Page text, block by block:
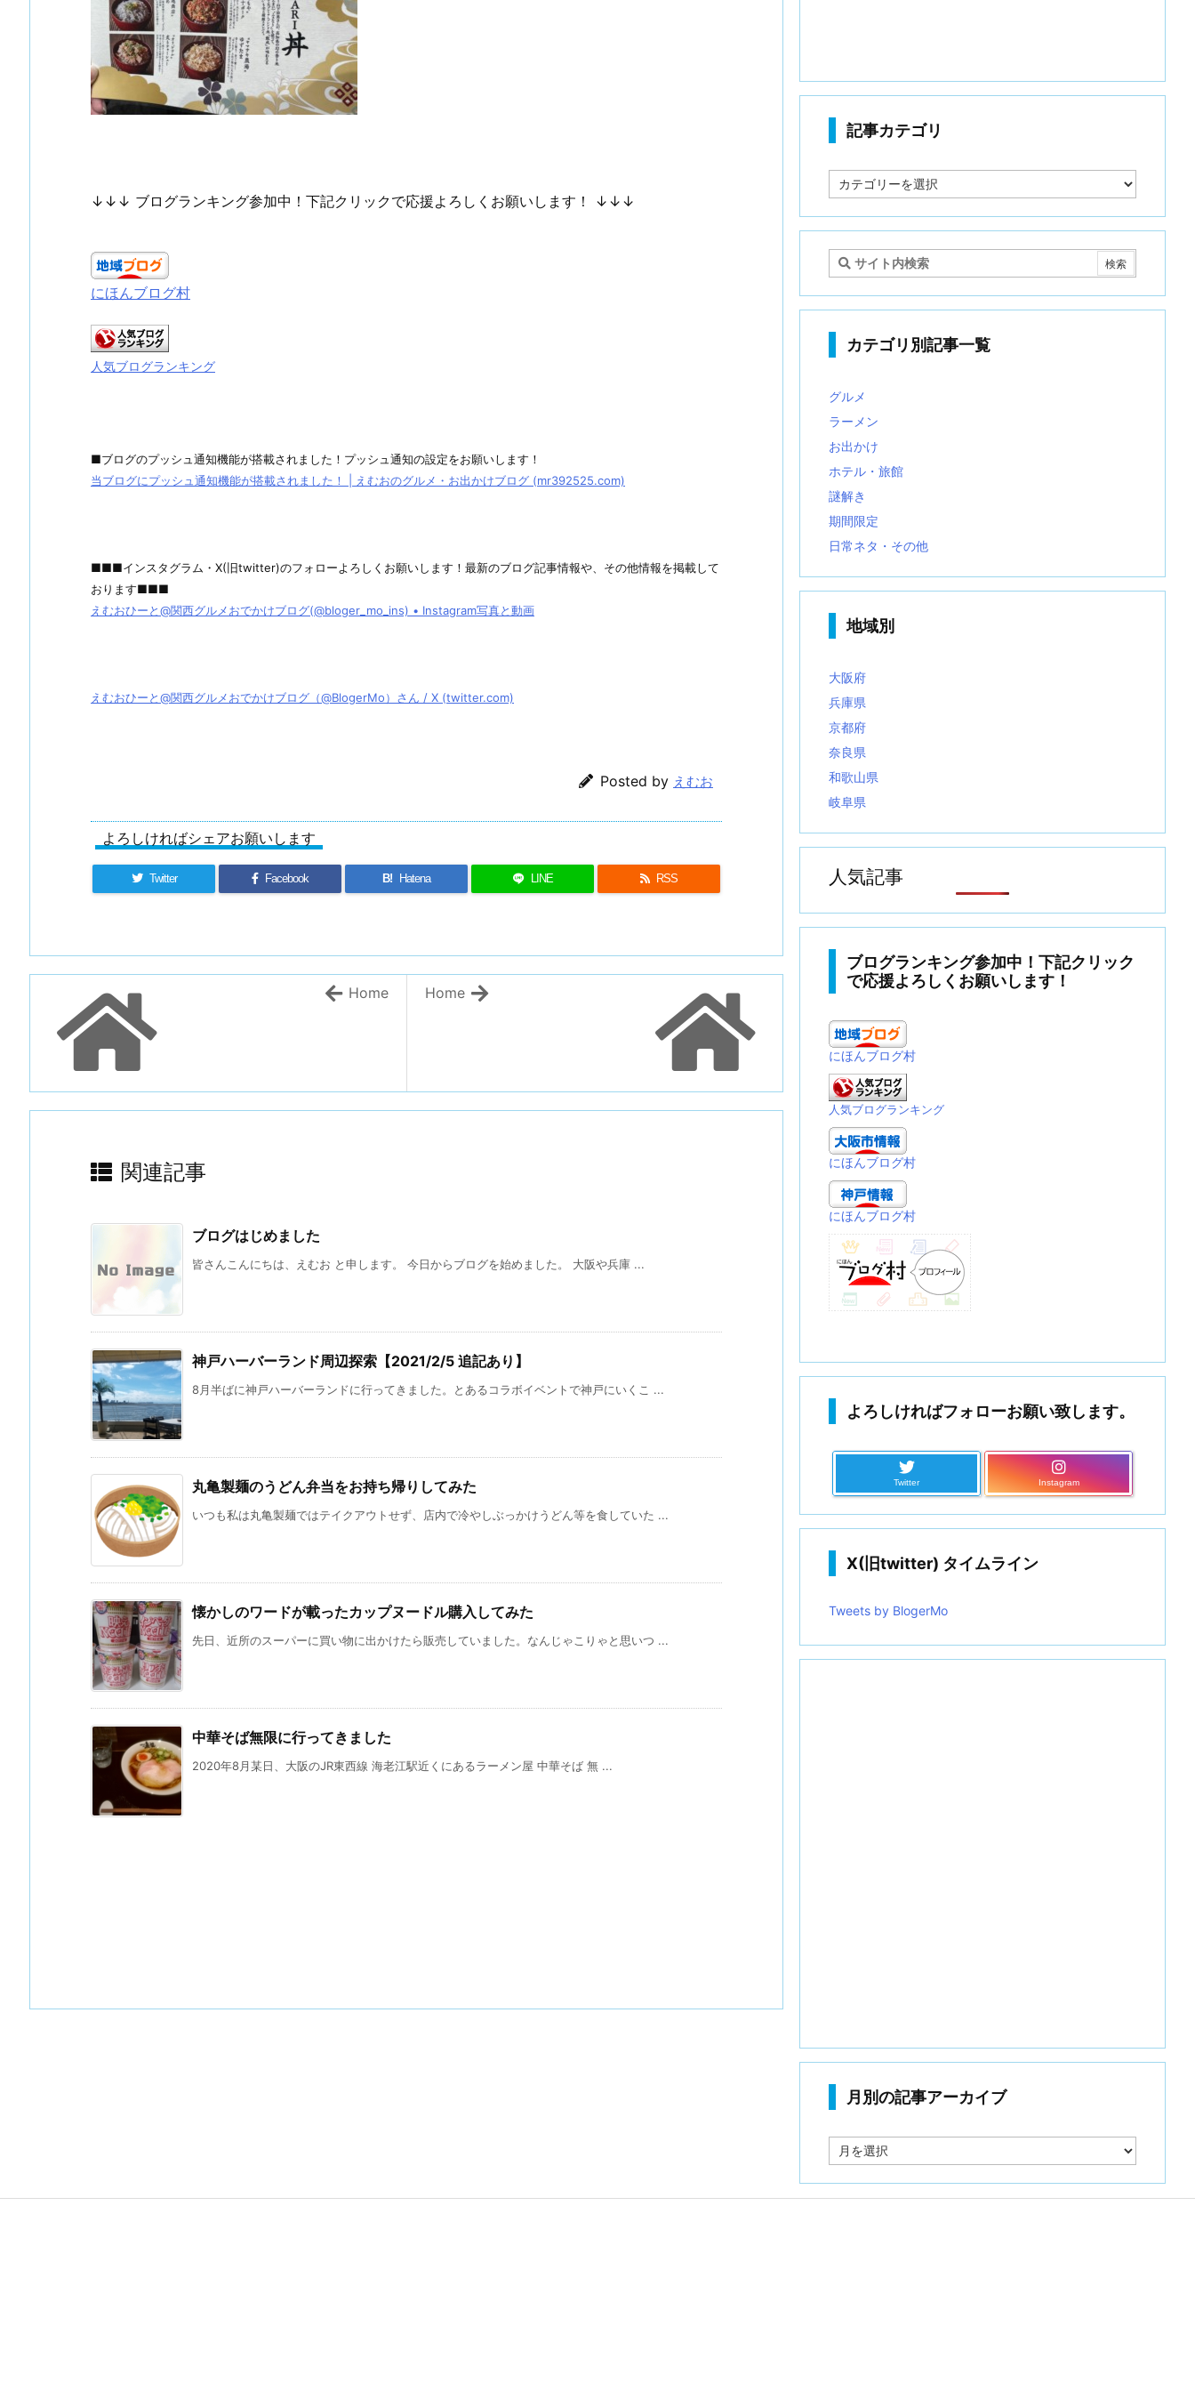
↓↓↓ ブログランキング参加中！下記クリックで応援よろしくお願いします！ ↓↓↓
にほんブログ村
人気ブログランキング
■ブログのプッシュ通知機能が搭載されました！プッシュ通知の設定をお願いします！
当ブログにプッシュ通知機能が搭載されました！ | えむおのグルメ・お出かけブログ (mr392525.com)
■■■インスタグラム・X(旧twitter)のフォローよろしくお願いします！最新のブログ記事情報や、その他情報を掲載して
おります■■■
えむおひーと@関西グルメおでかけブログ(@bloger_mo_ins) • Instagram写真と動画
えむおひーと@関西グルメおでかけブログ（@BlogerMo）さん / X (twitter.com)
Posted by えむお
よろしければシェアお願いします
Twitter Facebook B! Hatena LINE RSS
Home
Home
関連記事
ブログはじめました
皆さんこんにちは、えむお と申します。 今日からブログを始めました。 大阪や兵庫 ...
神戸ハーバーランド周辺探索【2021/2/5 追記あり】
8月半ばに神戸ハーバーランドに行ってきました。とあるコラボイベントで神戸にいくこ ...
丸亀製麺のうどん弁当をお持ち帰りしてみた
いつも私は丸亀製麺ではテイクアウトせず、店内で冷やしぶっかけうどん等を食していた ...
懐かしのワードが載ったカップヌードル購入してみた
先日、近所のスーパーに買い物に出かけたら販売していました。なんじゃこりゃと思いつ ...
中華そば無限に行ってきました
2020年8月某日、大阪のJR東西線 海老江駅近くにあるラーメン屋 中華そば 無 ...
記事カテゴリ
事
テ
リ
カテゴリ別記事一覧
グルメ
ラーメン
お出かけ
ホテル・旅館
謎解き
期間限定
日常ネタ・その他
地域別
大阪府
兵庫県
京都府
奈良県
和歌山県
岐阜県
人気記事
ブログランキング参加中！下記クリック
で応援よろしくお願いします！
にほんブログ村
人気ブログランキング
にほんブログ村
にほんブログ村
よろしければフォローお願い致します。
Twitter Instagram
X(旧twitter) タイムライン
Tweets by BlogerMo
月別の記事アーカイブ
別
記